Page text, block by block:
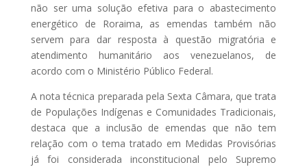
não ser uma solução efetiva para o abastecimento
energético de Roraima, as emendas também não
servem para dar resposta à questão migratória e
atendimento humanitário aos venezuelanos, de
acordo com o Ministério Público Federal.
A nota técnica preparada pela Sexta Câmara, que trata
de Populações Indígenas e Comunidades Tradicionais,
destaca que a inclusão de emendas que não tem
relação com o tema tratado em Medidas Provisórias
já foi considerada inconstitucional pelo Supremo